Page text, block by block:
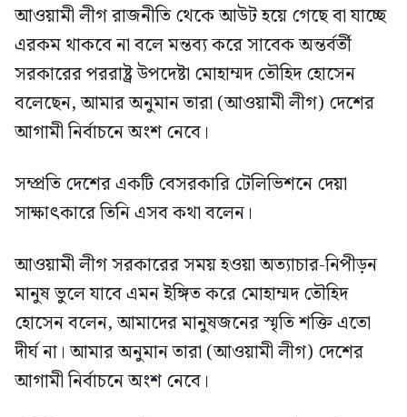
আওয়ামী লীগ রাজনীতি থেকে আউট হয়ে গেছে বা যাচ্ছে
এরকম থাকবে না বলে মন্তব্য করে সাবেক অন্তর্বর্তী
সরকারের পররাষ্ট্র উপদেষ্টা মোহাম্মদ তৌহিদ হোসেন
বলেছেন, আমার অনুমান তারা (আওয়ামী লীগ) দেশের
আগামী নির্বাচনে অংশ নেবে।
সম্প্রতি দেশের একটি বেসরকারি টেলিভিশনে দেয়া
সাক্ষাৎকারে তিনি এসব কথা বলেন।
আওয়ামী লীগ সরকারের সময় হওয়া অত্যাচার-নিপীড়ন
মানুষ ভুলে যাবে এমন ইঙ্গিত করে মোহাম্মদ তৌহিদ
হোসেন বলেন, আমাদের মানুষজনের স্মৃতি শক্তি এতো
দীর্ঘ না। আমার অনুমান তারা (আওয়ামী লীগ) দেশের
আগামী নির্বাচনে অংশ নেবে।